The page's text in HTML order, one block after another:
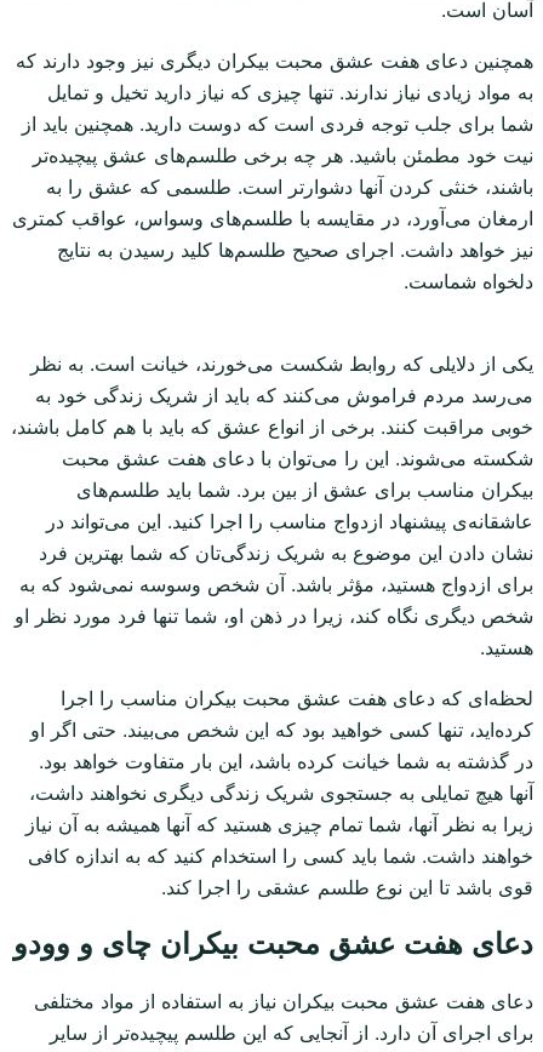
آسان است.
همچنین دعای هفت عشق محبت بیکران دیگری نیز وجود دارند که
به مواد زیادی نیاز ندارند. تنها چیزی که نیاز دارید تخیل و تمایل
شما برای جلب توجه فردی است که دوست دارید. همچنین باید از
نیت خود مطمئن باشید. هر چه برخی طلسم‌های عشق پیچیده‌تر
باشند، خنثی کردن آنها دشوارتر است. طلسمی که عشق را به
ارمغان می‌آورد، در مقایسه با طلسم‌های وسواس، عواقب کمتری
نیز خواهد داشت. اجرای صحیح طلسم‌ها کلید رسیدن به نتایج
دلخواه شماست.
یکی از دلایلی که روابط شکست می‌خورند، خیانت است. به نظر
می‌رسد مردم فراموش می‌کنند که باید از شریک زندگی خود به
خوبی مراقبت کنند. برخی از انواع عشق که باید با هم کامل باشند،
شکسته می‌شوند. این را می‌توان با دعای هفت عشق محبت
بیکران مناسب برای عشق از بین برد. شما باید طلسم‌های
عاشقانه‌ی پیشنهاد ازدواج مناسب را اجرا کنید. این می‌تواند در
نشان دادن این موضوع به شریک زندگی‌تان که شما بهترین فرد
برای ازدواج هستید، مؤثر باشد. آن شخص وسوسه نمی‌شود که به
شخص دیگری نگاه کند، زیرا در ذهن او، شما تنها فرد مورد نظر او
هستید.
لحظه‌ای که دعای هفت عشق محبت بیکران مناسب را اجرا
کرده‌اید، تنها کسی خواهید بود که این شخص می‌بیند. حتی اگر او
در گذشته به شما خیانت کرده باشد، این بار متفاوت خواهد بود.
آنها هیچ تمایلی به جستجوی شریک زندگی دیگری نخواهند داشت،
زیرا به نظر آنها، شما تمام چیزی هستید که آنها همیشه به آن نیاز
خواهند داشت. شما باید کسی را استخدام کنید که به اندازه کافی
قوی باشد تا این نوع طلسم عشقی را اجرا کند.
دعای هفت عشق محبت بیکران چای و وودو
دعای هفت عشق محبت بیکران نیاز به استفاده از مواد مختلفی
برای اجرای آن دارد. از آنجایی که این طلسم پیچیده‌تر از سایر